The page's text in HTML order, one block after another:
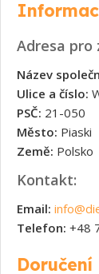
Adresa pro
Název
Ulice a číslo:
PSČ: 21-050
Město: Piaski
Země: Polsko
Kontakt:
Email:
Telefon: +48
Doručení